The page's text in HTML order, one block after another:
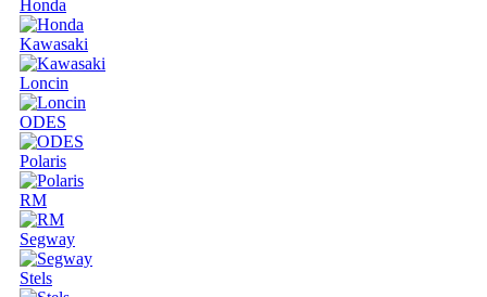
Honda
Kawasaki
Loncin
ODES
Polaris
RM
Segway
Stels